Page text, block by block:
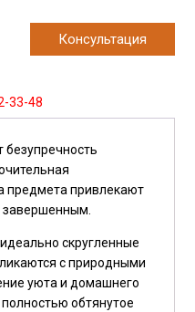
Консультация
33-48
безупречность
предмета привлекают
завершенным.
скругленные
с природными
уюта и домашнего
обтянутое